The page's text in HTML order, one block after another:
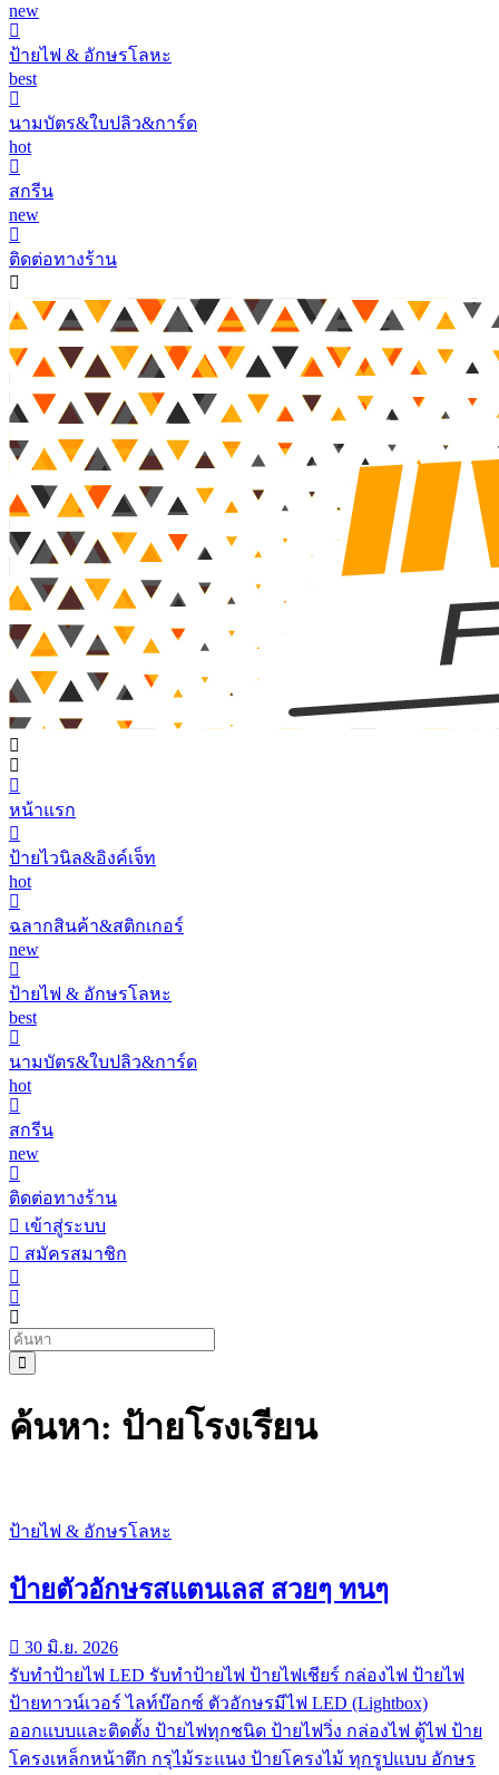
new
ป้ายไฟ & อักษรโลหะ
best
นามบัตร&ใบปลิว&การ์ด
hot
สกรีน
new
ติดต่อทางร้าน
หน้าแรก
ป้ายไวนิล&อิงค์เจ็ท
hot
ฉลากสินค้า&สติกเกอร์
new
ป้ายไฟ & อักษรโลหะ
best
นามบัตร&ใบปลิว&การ์ด
hot
สกรีน
new
ติดต่อทางร้าน
เข้าสู่ระบบ
สมัครสมาชิก
ค้นหา: ป้ายโรงเรียน
ป้ายไฟ & อักษรโลหะ
ป้ายตัวอักษรสแตนเลส สวยๆ ทนๆ
30 มิ.ย. 2026
รับทําป้ายไฟ LED รับทำป้ายไฟ ป้ายไฟเชียร์ กล่องไฟ ป้ายไฟ
ป้ายทาวน์เวอร์ ไลท์บ๊อกซ์ ตัวอักษรมีไฟ LED (Lightbox)
ออกแบบและติดตั้ง ป้ายไฟทุกชนิด ป้ายไฟวิ่ง กล่องไฟ ตู้ไฟ ป้าย
โครงเหล็กหน้าตึก กรุไม้ระแนง ป้ายโครงไม้ ทุกรูปแบบ อักษร